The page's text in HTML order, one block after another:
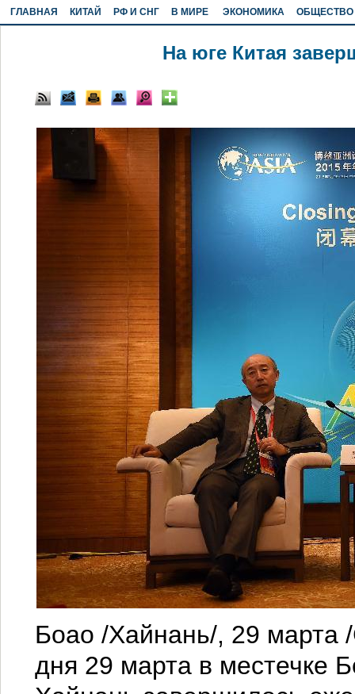
ГЛАВНАЯ КИТАЙ РФ И СНГ В МИРЕ ЭКОНОМИКА ОБЩЕСТВО
На юге Китая
Боао /Хайнань/, 29 марта
дня 29 марта в местечке